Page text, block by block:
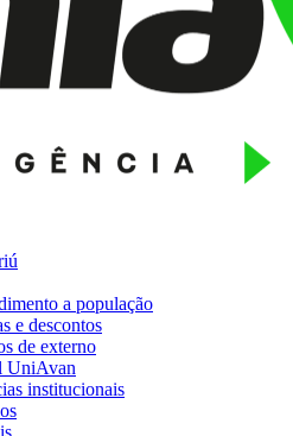
a população
e descontos
de externo
UniAvan
institucionais